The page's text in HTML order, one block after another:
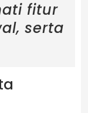
fitur
serta